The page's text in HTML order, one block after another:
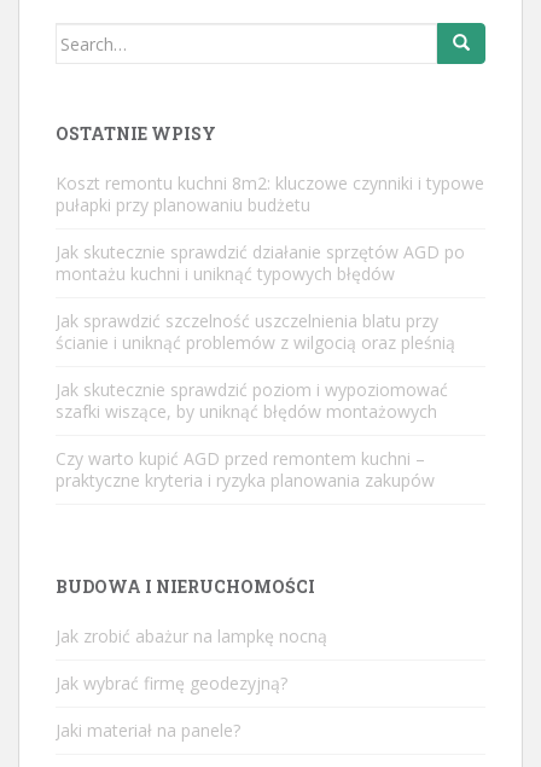
Search
OSTATNIE WPISY
Koszt remontu kuchni 8m2: kluczowe czynniki i typowe
pułapki przy planowaniu budżetu
Jak skutecznie sprawdzić działanie sprzętów AGD po
montażu kuchni i uniknąć typowych błędów
Jak sprawdzić szczelność uszczelnienia blatu przy
ścianie i uniknąć problemów z wilgocią oraz pleśnią
Jak skutecznie sprawdzić poziom i wypoziomować
szafki wiszące, by uniknąć błędów montażowych
Czy warto kupić AGD przed remontem kuchni –
praktyczne kryteria i ryzyka planowania zakupów
BUDOWA I NIERUCHOMOŚCI
Jak zrobić abażur na lampkę nocną
Jak wybrać firmę geodezyjną?
Jaki materiał na panele?